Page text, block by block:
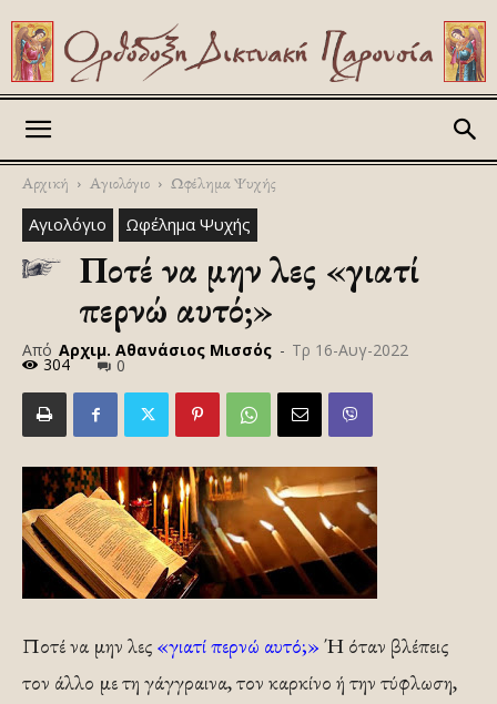
Αρχική Αγιολόγιο Ωφέλημα Ψυχής
Αγιολόγιο Ωφέλημα Ψυχής
Ποτέ να μην λες «γιατί
περνώ αυτό;»
Από Αρχιμ. Αθανάσιος Μισσός - Τρ 16-Αυγ-2022
304 0
Ποτέ να μην λες «γιατί περνώ αυτό;» Ή όταν βλέπεις
τον άλλο με τη γάγγραινα, τον καρκίνο ή την τύφλωση,